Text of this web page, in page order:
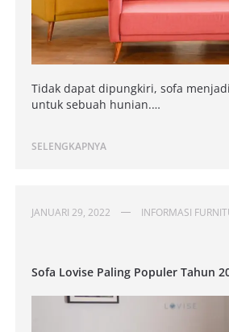
Tidak dapat dipungkiri, sofa
untuk sebuah hunian.…
SELENGKAPNYA
JANUARI 29, 2022 INFORMASI
Sofa Lovise Paling Populer Tahun